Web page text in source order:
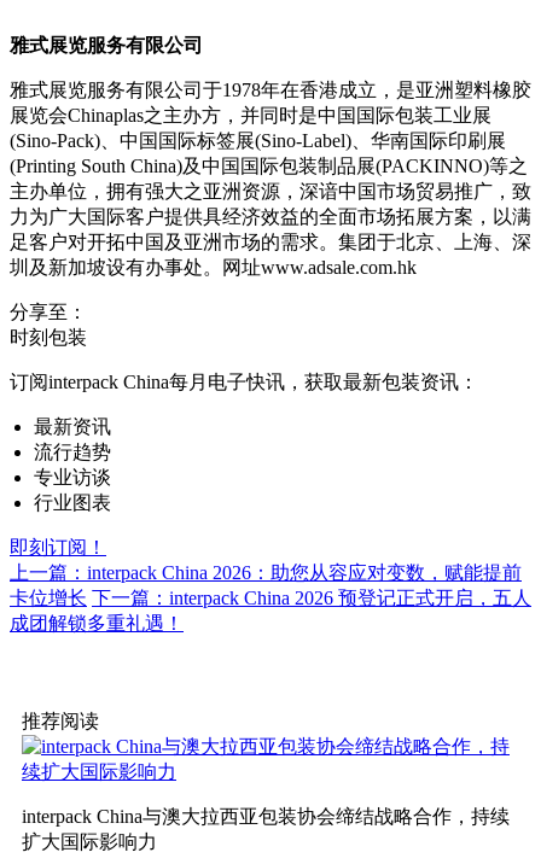
雅式展览服务有限公司
雅式展览服务有限公司于1978年在香港成立，是亚洲塑料橡胶
展览会Chinaplas之主办方，并同时是中国国际包装工业展
(Sino-Pack)、中国国际标签展(Sino-Label)、华南国际印刷展
(Printing South China)及中国国际包装制品展(PACKINNO)等之
主办单位，拥有强大之亚洲资源，深谙中国市场贸易推广，致
力为广大国际客户提供具经济效益的全面市场拓展方案，以满
足客户对开拓中国及亚洲市场的需求。集团于北京、上海、深
圳及新加坡设有办事处。网址www.adsale.com.hk
分享至：
时刻包装
订阅interpack China每月电子快讯，获取最新包装资讯：
最新资讯
流行趋势
专业访谈
行业图表
即刻订阅！
上一篇：interpack China 2026：助您从容应对变数，赋能提前
卡位增长 下一篇：interpack China 2026 预登记正式开启，五人
成团解锁多重礼遇！
推荐阅读
interpack China与澳大拉西亚包装协会缔结战略合作，持续
扩大国际影响力